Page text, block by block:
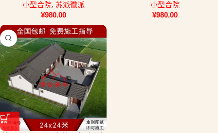
小型合院, 苏派徽派
¥980.00
小型合院
¥980.00